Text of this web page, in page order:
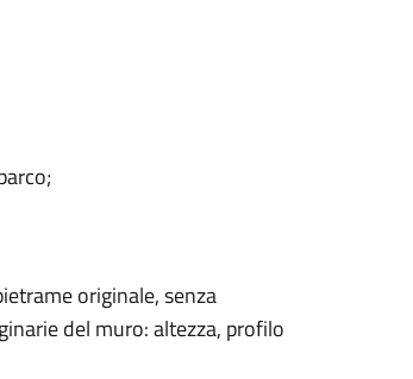
originale, senza
del muro: altezza, profilo